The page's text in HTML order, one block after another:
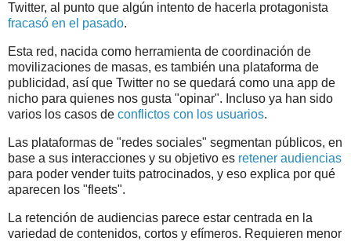
Twitter, al punto que algún intento de hacerla protagonista
fracasó en el pasado.
Esta red, nacida como herramienta de coordinación de
movilizaciones de masas, es también una plataforma de
publicidad, así que Twitter no se quedará como una app de
nicho para quienes nos gusta "opinar". Incluso ya han sido
varios los casos de conflictos con los usuarios.
Las plataformas de "redes sociales" segmentan públicos, en
base a sus interacciones y su objetivo es retener audiencias
para poder vender tuits patrocinados, y eso explica por qué
aparecen los "fleets".
La retención de audiencias parece estar centrada en la
variedad de contenidos, cortos y efímeros. Requieren menor